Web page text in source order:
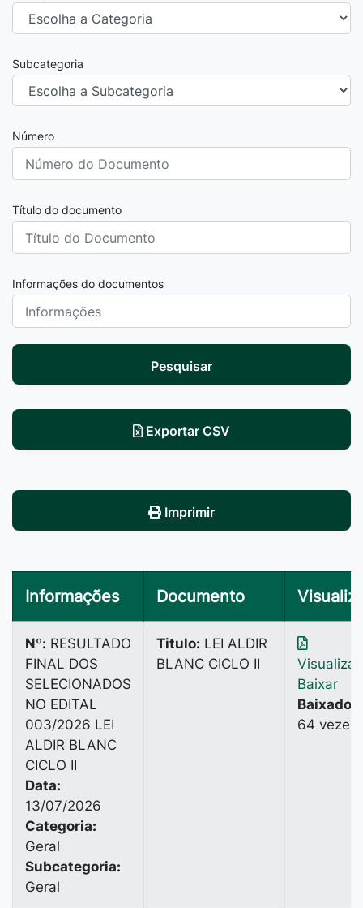
Subcategoria
Número
Título do documento
Informações do documentos
Pesquisar
Exportar CSV
Imprimir
Informações Documento
Nº: RESULTADO
FINAL DOS
SELECIONADOS
NO EDITAL
003/2026 LEI
ALDIR BLANC
CICLO II
Data:
13/07/2026
Categoria:
Geral
Subcategoria:
Geral
Titulo: LEI ALDIR
BLANC CICLO II
Baixar
Baixado:
64 vezes